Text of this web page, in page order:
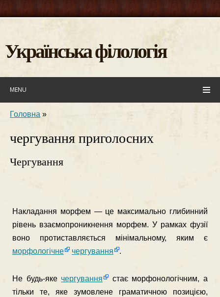
Українська філологія
MENU
Головна »
чергування приголосних
Чергування
Накладання морфем — це максимально глибинний
рівень взаємопроникнення морфем. У рамках фузії
воно протистав­ляється мінімальному, яким є
морфологічне
чергування .
Не будь-яке чергування
стає морфонологічним, а
тільки те, яке зумовлене граматичною позицією,